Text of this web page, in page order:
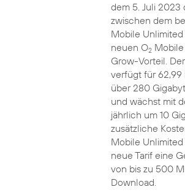
dem 5. Juli 2023
zwischen dem
Mobile
neuen O2Mobile
Grow-Vorteil.
verfügt für 62,99
über 280
und wächst mit
jährlich um 10
zusätzliche
Mobile
neue Tarif eine
von bis zu 500
Download.